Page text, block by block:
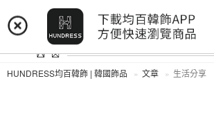
登入 註冊
HUNDRESS均百韓飾 | 韓國飾品 文章 生活分享